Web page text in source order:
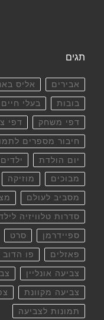
תגים
אבירים אליס
בובות בעלי חיים
דפי משחק דפי
חיבור מספרים
יום הולדת ילדים
מבוכים מוזיקה
מסביב לעולם
סדרות טלוויזיה
ספיידרמן סרט
פאזלים פו הדוב
צביעה אונליין
צביעה מקוונת
תמונות לצביעה